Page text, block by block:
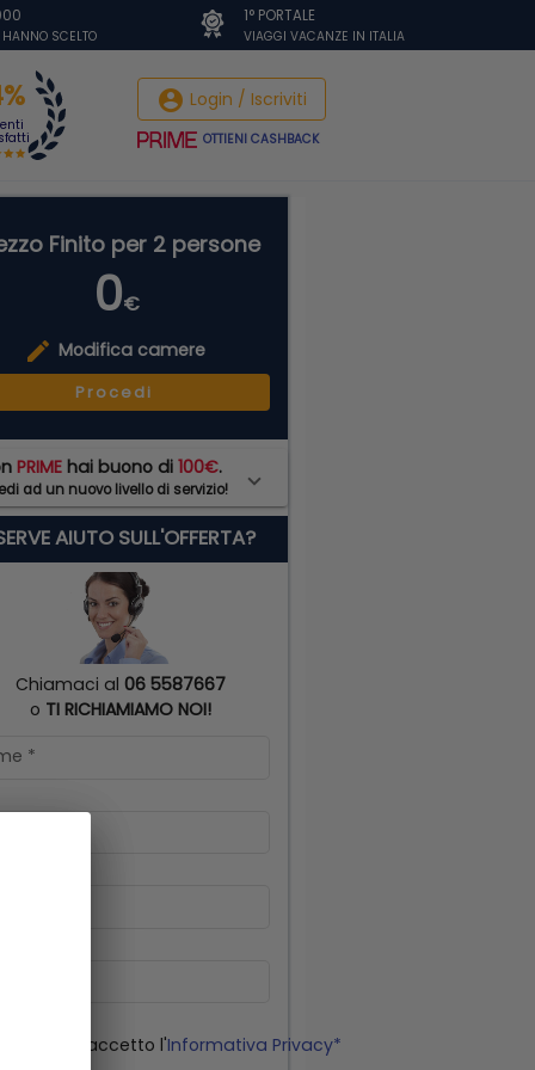
SCELTO
1° PORTALE
VIAGGI VACANZE IN ITALIA
account_circle Login / Iscriviti
OTTIENI CASHBACK
Finito per 2 persone
0€
edit Modifica camere
Procedi
PRIME hai buono di100€.
ad un nuovo livello di servizio!
AIUTO SULL'OFFERTA?
Chiamaci al06 5587667
o TI RICHIAMIAMO NOI!
*
Ho letto ed accetto l'Informativa Privacy*